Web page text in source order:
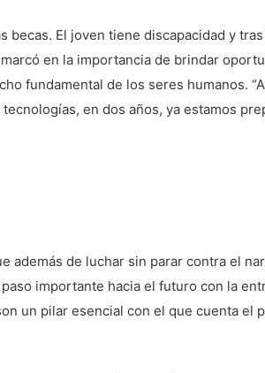
becas. El joven tiene discapacidad y
en la importancia de brindar
fundamental de los seres humanos.
en dos años, ya estamos
además de luchar sin parar contra el
importante hacia el futuro con la
un pilar esencial con el que cuenta el